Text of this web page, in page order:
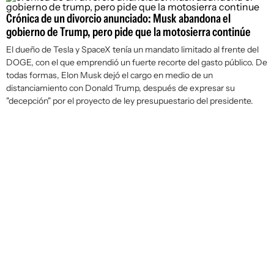
Crónica de un divorcio anunciado: Musk abandona el
gobierno de Trump, pero pide que la motosierra continúe
El dueño de Tesla y SpaceX tenía un mandato limitado al frente del
DOGE, con el que emprendió un fuerte recorte del gasto público. De
todas formas, Elon Musk dejó el cargo en medio de un
distanciamiento con Donald Trump, después de expresar su
"decepción" por el proyecto de ley presupuestario del presidente.